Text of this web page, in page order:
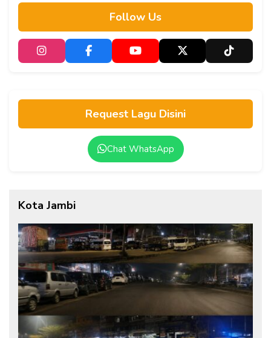
Follow Us
Request Lagu Disini
Chat WhatsApp
Kota Jambi